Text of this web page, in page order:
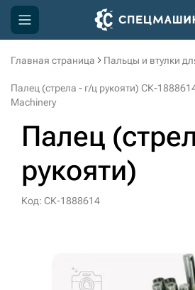
Главная страница Пальцы и втулки
Палец (стрела - г/ц рукояти) СК-
Machinery
Палец
рукояти)
Код: СК-1888614
Компания
Акции
Доставка и оплата
Контакты